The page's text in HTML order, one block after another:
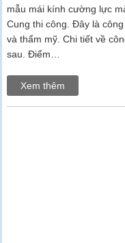
mẫu mái kính cường lực
Cung thi công. Đây là
và thẩm mỹ. Chi tiết về
sau. Điểm…
Xem thêm